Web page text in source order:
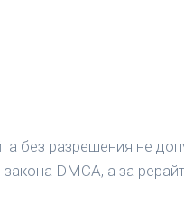
без разрешения не
DMCA, а за